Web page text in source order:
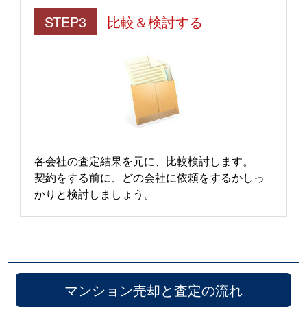
STEP3 比較＆検討する
各会社の査定結果を元に、比較検討します。
契約をする前に、どの会社に依頼をするかしっ
かりと検討しましょう。
マンション売却と査定の流れ